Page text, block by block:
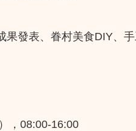
果發表、眷村美食DIY、手
，08:00-16:00​